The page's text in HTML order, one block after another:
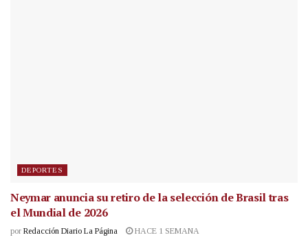
DEPORTES
Neymar anuncia su retiro de la selección de Brasil tras
el Mundial de 2026
por Redacción Diario La Página HACE 1 SEMANA